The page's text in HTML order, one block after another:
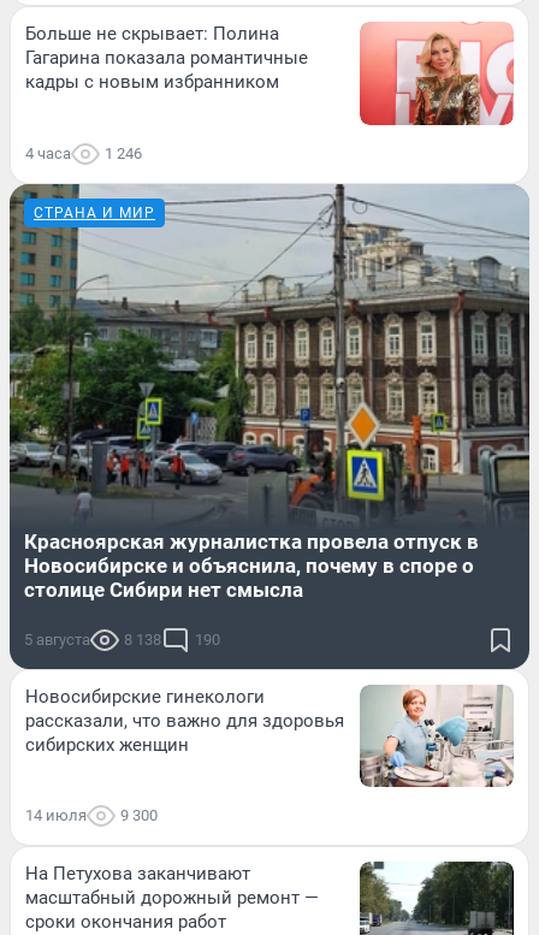
Больше не скрывает: Полина
Гагарина показала романтичные
кадры с новым избранником
4 часа 1 246
СТРАНА И МИР
Красноярская журналистка провела отпуск в
Новосибирске и объяснила, почему в споре о
столице Сибири нет смысла
5 августа 8 138 190
Новосибирские гинекологи
рассказали, что важно для здоровья
сибирских женщин
14 июля 9 300
На Петухова заканчивают
масштабный дорожный ремонт —
сроки окончания работ